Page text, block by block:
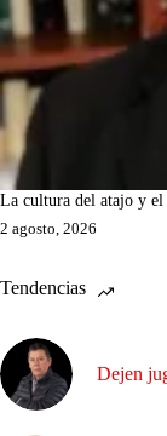
La cultura del atajo y
2 agosto, 2026
Tendencias
Dejen